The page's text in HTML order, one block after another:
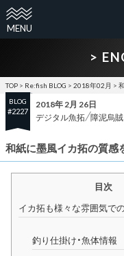
>
TOP > Re:fish BLOG > 2018年02月 >
BLOG
#2227
2018年 2月 26日
デジタル魚拓 障泥烏賊
和紙に墨風イカ拓の質感
目次
イカ拓も様々な雰囲気で
釣り仕掛け・魚体情報